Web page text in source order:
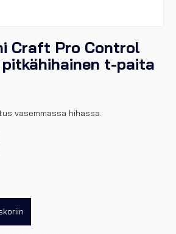
Craft Pro Control
pitkähihainen t-paita
vasemmassa hihassa.